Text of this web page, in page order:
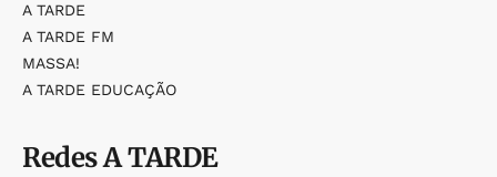
A TARDE
A TARDE FM
MASSA!
A TARDE EDUCAÇÃO
RedesA TARDE